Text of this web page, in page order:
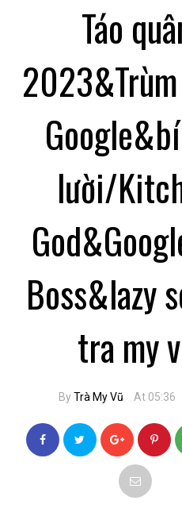
Táo
lười/
Boss&lazy
tra my
ByTrà My Vũ At 05:36